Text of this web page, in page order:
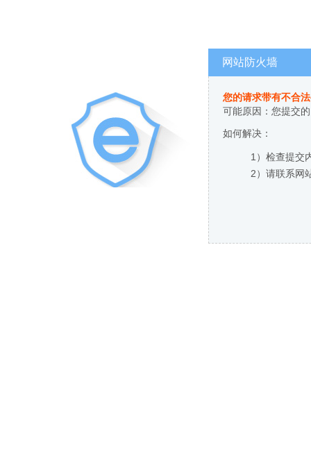
网站防火墙
您的请求带有不合
可能原因：您提交
如何解决：
1）检查提交
2）请联系网